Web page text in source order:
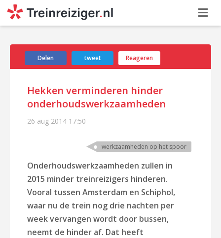
Delen tweet Reageren
Hekken verminderen hinder
onderhoudswerkzaamheden
26 aug 2014 17:50
werkzaamheden op het spoor
Onderhoudswerkzaamheden zullen in
2015 minder treinreizigers hinderen.
Vooral tussen Amsterdam en Schiphol,
waar nu de trein nog drie nachten per
week vervangen wordt door bussen,
neemt de hinder af. Dat heeft